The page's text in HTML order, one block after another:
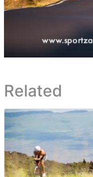
Related